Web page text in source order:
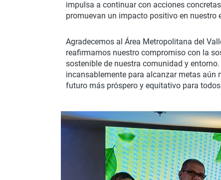
impulsa a continuar con acciones
promuevan un impacto positivo en nuestro
Agradecemos al Área Metropolitana del
reafirmamos nuestro compromiso con la
sostenible de nuestra comunidad y
incansablemente para alcanzar metas aún
futuro más próspero y equitativo para